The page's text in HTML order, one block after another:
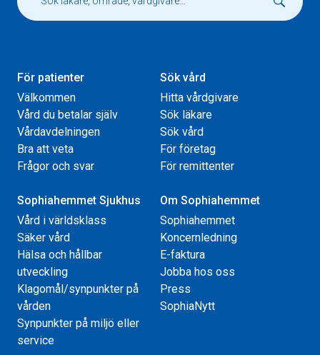
För patienter
Välkommen
Vård du betalar själv
Vårdavdelningen
Bra att veta
Frågor och svar
Sök vård
Hitta vårdgivare
Sök läkare
Sök vård
För företag
För remittenter
Sophiahemmet Sjukhus
Vård i världsklass
Säker vård
Hälsa och hållbar
utveckling
Klagomål/synpunkter på
vården
Synpunkter på miljö eller
service
Om Sophiahemmet
Sophiahemmet
Koncernledning
E-faktura
Jobba hos oss
Press
SophiaNytt